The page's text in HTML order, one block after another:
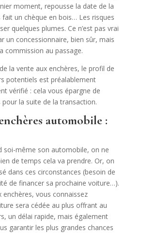
moment, repousse la date de la
un chèque en bois… Les risques
quelques plumes. Ce n’est pas vrai
un concessionnaire, bien sûr, mais
commission au passage.
la vente aux enchères, le profil de
potentiels est préalablement
vérifié : cela vous épargne de
la suite de la transaction.
automobile :
soi-même son automobile, on ne
de temps cela va prendre. Or, on
dans ces circonstances (besoin de
de financer sa prochaine voiture…).
enchères, vous connaissez
sera cédée au plus offrant au
un délai rapide, mais également
garantir les plus grandes chances